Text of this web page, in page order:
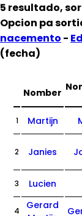
5 resultado,
Opcion pa
nacemento -
(fecha)
Nomber
1 Martijn
2 Janies
3 Lucien
4
Gerard